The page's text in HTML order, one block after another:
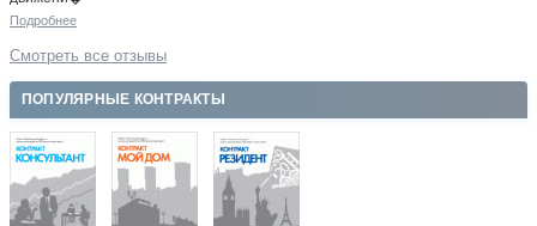
Подробнее
Смотреть все отзывы
ПОПУЛЯРНЫЕ КОНТРАКТЫ